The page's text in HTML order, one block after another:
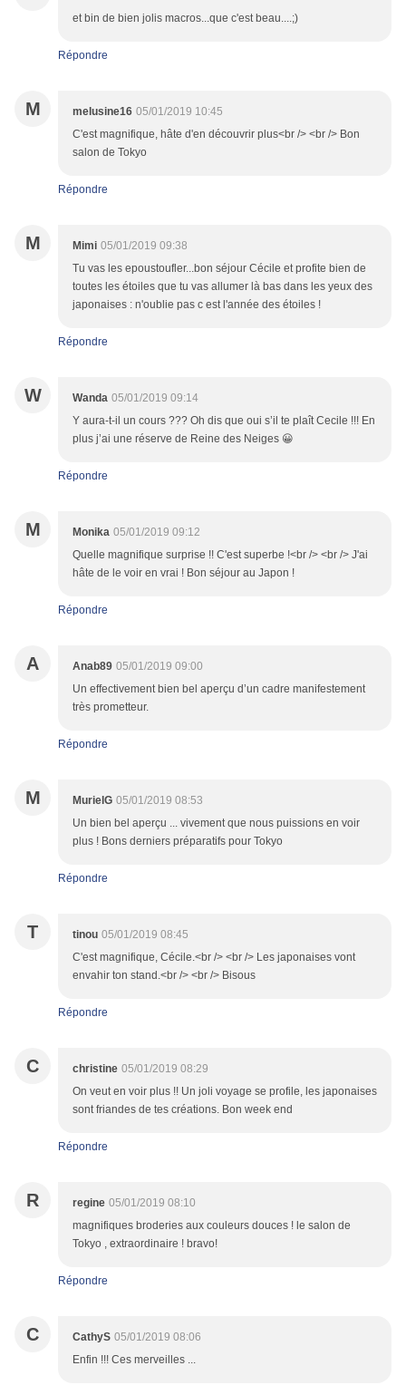
et bin de bien jolis macros...que c'est beau....;)
Répondre
M melusine16 05/01/2019 10:45
C'est magnifique, hâte d'en découvrir plus<br /> <br /> Bon
salon de Tokyo
Répondre
M Mimi 05/01/2019 09:38
Tu vas les epoustoufler...bon séjour Cécile et profite bien de
toutes les étoiles que tu vas allumer là bas dans les yeux des
japonaises : n'oublie pas c est l'année des étoiles !
Répondre
W Wanda 05/01/2019 09:14
Y aura-t-il un cours ??? Oh dis que oui s’il te plaît Cecile !!! En
plus j’ai une réserve de Reine des Neiges 😀
Répondre
M Monika 05/01/2019 09:12
Quelle magnifique surprise !! C'est superbe !<br /> <br /> J'ai
hâte de le voir en vrai ! Bon séjour au Japon !
Répondre
A Anab89 05/01/2019 09:00
Un effectivement bien bel aperçu d’un cadre manifestement
très prometteur.
Répondre
M MurielG 05/01/2019 08:53
Un bien bel aperçu ... vivement que nous puissions en voir
plus ! Bons derniers préparatifs pour Tokyo
Répondre
T tinou 05/01/2019 08:45
C'est magnifique, Cécile.<br /> <br /> Les japonaises vont
envahir ton stand.<br /> <br /> Bisous
Répondre
C christine 05/01/2019 08:29
On veut en voir plus !! Un joli voyage se profile, les japonaises
sont friandes de tes créations. Bon week end
Répondre
R regine 05/01/2019 08:10
magnifiques broderies aux couleurs douces ! le salon de
Tokyo , extraordinaire ! bravo!
Répondre
C CathyS 05/01/2019 08:06
Enfin !!! Ces merveilles ...